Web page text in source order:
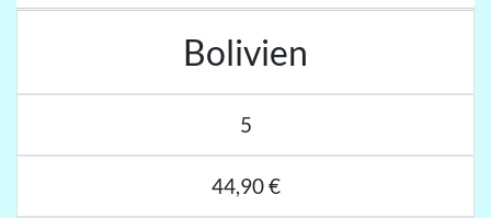
Bolivien
5
44,90 €